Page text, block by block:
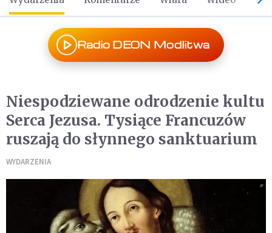
Radio DEON Modlitwa
Niespodziewane odrodzenie kultu
Serca Jezusa. Tysiące Francuzów
ruszają do słynnego sanktuarium
WYDARZENIA